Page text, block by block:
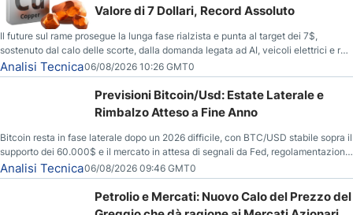
Valore di 7 Dollari, Record Assoluto
Il future sul rame prosegue la lunga fase rialzista e punta al target dei 7$,
sostenuto dal calo delle scorte, dalla domanda legata ad AI, veicoli elettrici e reti
energetiche, e dai timori di deficit produttivo dal 2028.
Analisi Tecnica06/08/2026 10:26 GMT0
Previsioni Bitcoin/Usd: Estate Laterale e
Rimbalzo Atteso a Fine Anno
Bitcoin resta in fase laterale dopo un 2026 difficile, con BTC/USD stabile sopra il
supporto dei 60.000$ e il mercato in attesa di segnali da Fed, regolamentazione
USA ed elezioni di medio termine.
Analisi Tecnica06/08/2026 09:46 GMT0
Petrolio e Mercati: Nuovo Calo del Prezzo del